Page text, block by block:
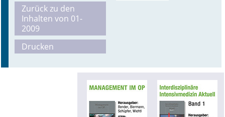
Online First
A&I English
Zurück zu den
Inhalten von 01-
2009
Drucken